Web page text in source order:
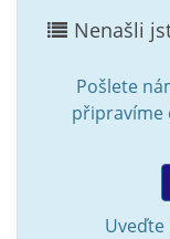
Nenašli
Pošlete
připravíme
Uveďte